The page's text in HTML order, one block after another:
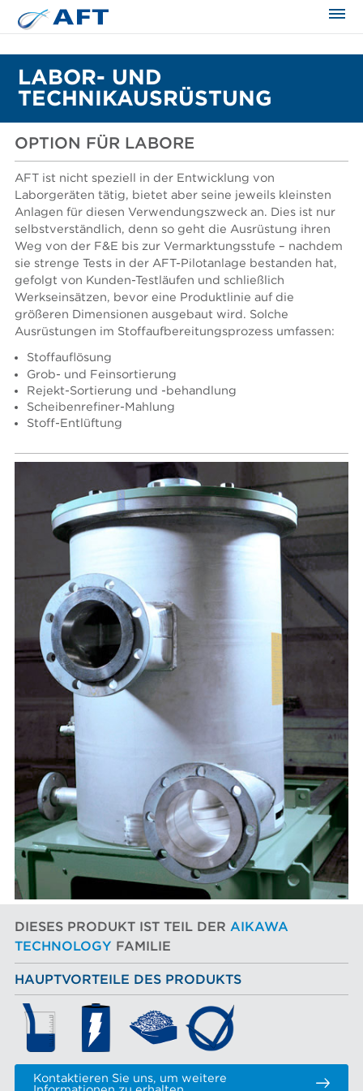
LABOR- UND
TECHNIKAUSRÜSTUNG
OPTION FÜR LABORE
AFT ist nicht speziell in der Entwicklung von
Laborgeräten tätig, bietet aber seine jeweils kleinsten
Anlagen für diesen Verwendungszweck an. Dies ist nur
selbstverständlich, denn so geht die Ausrüstung ihren
Weg von der F&E bis zur Vermarktungsstufe – nachdem
sie strenge Tests in der AFT-Pilotanlage bestanden hat,
gefolgt von Kunden-Testläufen und schließlich
Werkseinsätzen, bevor eine Produktlinie auf die
größeren Dimensionen ausgebaut wird. Solche
Ausrüstungen im Stoffaufbereitungsprozess umfassen:
Stoffauflösung
Grob- und Feinsortierung
Rejekt-Sortierung und -behandlung
Scheibenrefiner-Mahlung
Stoff-Entlüftung
DIESES PRODUKT IST TEIL DER AIKAWA
TECHNOLOGY FAMILIE
HAUPTVORTEILE DES PRODUKTS
Kontaktieren Sie uns, um weitere